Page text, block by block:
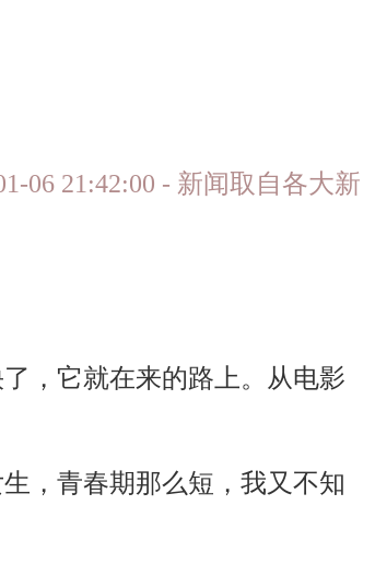
06 21:42:00 - 新闻取自各大新
，它就在来的路上。从电影
，青春期那么短，我又不知